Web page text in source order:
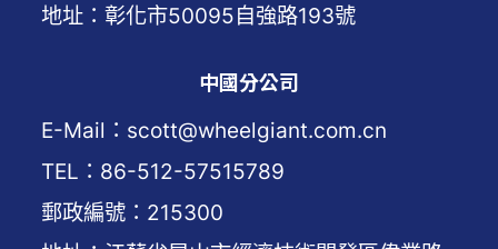
地址：彰化市50095自強路193號
中國分公司
E-Mail：scott@wheelgiant.com.cn
TEL：86-512-57515789
郵政編號：215300